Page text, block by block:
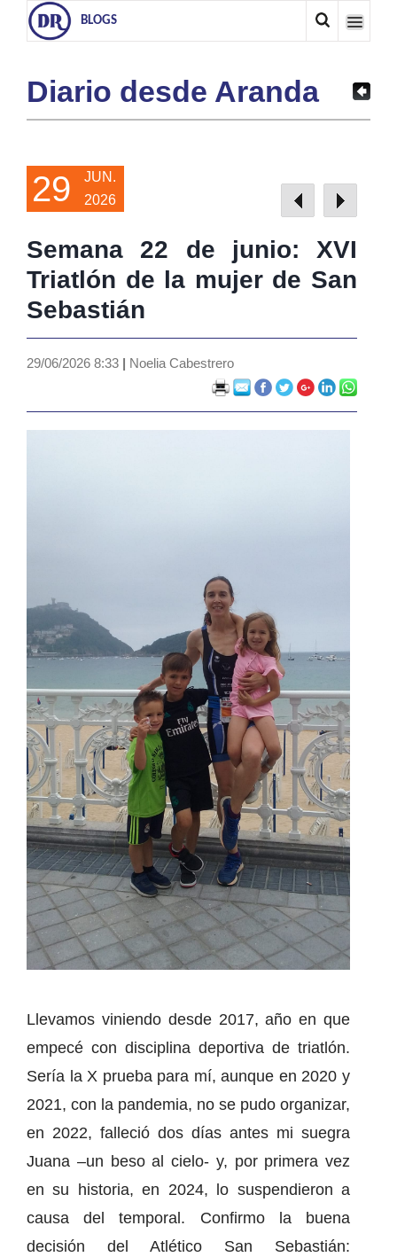
BLOGS
Diario desde Aranda
29
JUN.
2026
Semana 22 de junio: XVI
Triatlón de la mujer de San
Sebastián
29/06/2026 8:33 | Noelia Cabestrero
Llevamos viniendo desde 2017, año en que
empecé con disciplina deportiva de triatlón.
Sería la X prueba para mí, aunque en 2020 y
2021, con la pandemia, no se pudo organizar,
en 2022, falleció dos días antes mi suegra
Juana –un beso al cielo- y, por primera vez
en su historia, en 2024, lo suspendieron a
causa del temporal. Confirmo la buena
decisión del Atlético San Sebastián: